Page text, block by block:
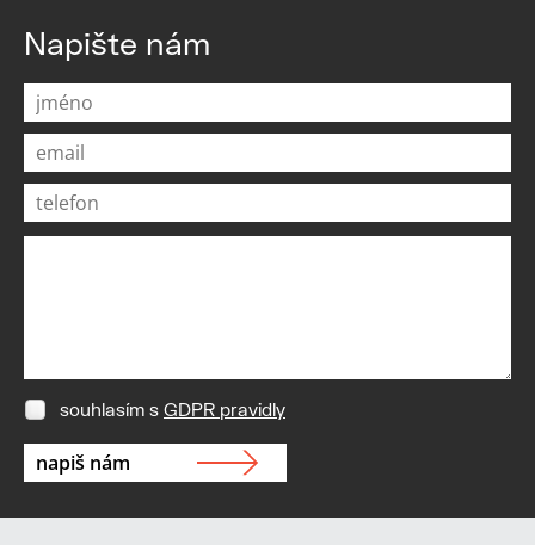
Napište nám
souhlasím s GDPR pravidly